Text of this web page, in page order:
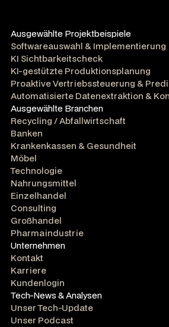
Ausgewählte Projektbeispiele
Softwareauswahl & Implementierung
KI Sichtbarkeitscheck
KI-gestützte Produktionsplanung
Proaktive Vertriebssteuerung &
Automatisierte Datenextraktion &
Ausgewählte Branchen
Recycling / Abfallwirtschaft
Banken
Krankenkassen & Gesundheit
Möbel
Technologie
Nahrungsmittel
Einzelhandel
Consulting
Großhandel
Pharmaindustrie
Unternehmen
Kontakt
Karriere
Kundenlogin
Tech-News & Analysen
Unser Tech-Update
Unser Podcast